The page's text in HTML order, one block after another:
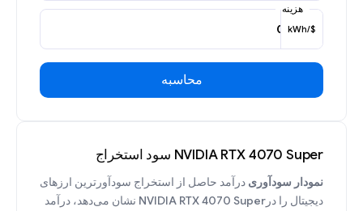
هزینه
$/kWh
محاسبه
NVIDIA RTX 4070 Super سود استخراج
نمودار سودآوری درآمد حاصل از استخراج سودآورترین ارزهای
دیجیتال را درNVIDIA RTX 4070 Super نشان می‌دهد، درآمد